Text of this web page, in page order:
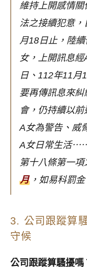
維持上開感情
法之接續犯意
月18日止，陸
女，上開訊息
日、112年11月
要再傳訊息來
會，仍持續以
A女為警告、威
A女日常生活
第十八條第一項
月 ，如易科罰
3. 公司跟蹤算
守候
公司跟蹤算騷擾嗎